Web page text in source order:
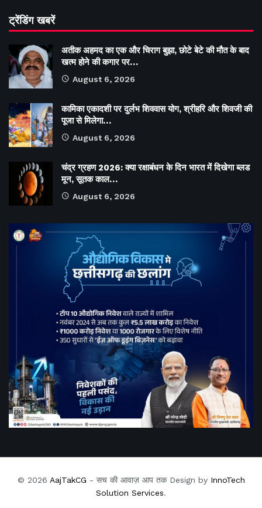
ट्रेंडिंग खबरें
अतीक अहमद का एक और चिराग बुझा, छोटे बेटे की मौत के बाद
खत्म होने की कगार पर…
August 6, 2026
कामिका एकादशी पर दुर्लभ शिववास योग, श्रीहरि और शिवजी की
पूजा से मिलेगा…
August 6, 2026
चंद्र ग्रहण 2026: क्या रक्षाबंधन के दिन भारत में दिखेगा ब्लड
मून, सूतक काल…
August 6, 2026
© 2026 AajTakCG - सच की आवाज़ आप तक Design by InnoTech
Solution Services.